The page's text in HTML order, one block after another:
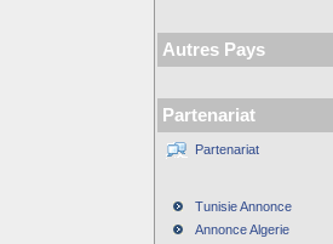
Autres Pays
Partenariat
Partenariat
Tunisie Annonce
Annonce Algerie